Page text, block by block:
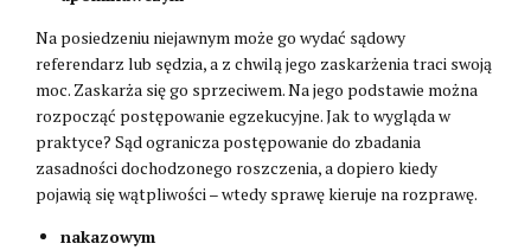
Na posiedzeniu niejawnym może go wydać sądowy
referendarz lub sędzia, a z chwilą jego zaskarżenia traci swoją
moc. Zaskarża się go sprzeciwem. Na jego podstawie można
rozpocząć postępowanie egzekucyjne. Jak to wygląda w
praktyce? Sąd ogranicza postępowanie do zbadania
zasadności dochodzonego roszczenia, a dopiero kiedy
pojawią się wątpliwości – wtedy sprawę kieruje na rozprawę.
nakazowym